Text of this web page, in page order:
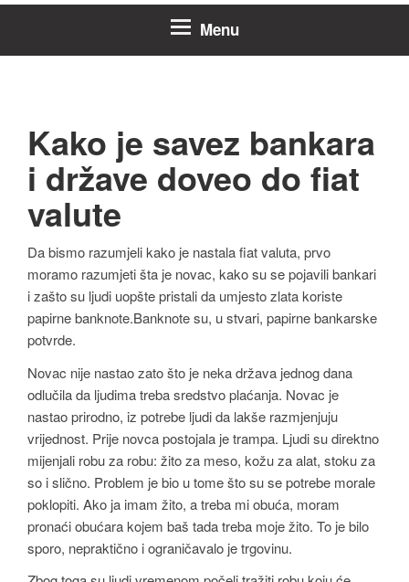
Menu
Kako je savez bankara
i države doveo do fiat
valute
Da bismo razumjeli kako je nastala fiat valuta, prvo
moramo razumjeti šta je novac, kako su se pojavili bankari
i zašto su ljudi uopšte pristali da umjesto zlata koriste
papirne banknote.Banknote su, u stvari, papirne bankarske
potvrde.
Novac nije nastao zato što je neka država jednog dana
odlučila da ljudima treba sredstvo plaćanja. Novac je
nastao prirodno, iz potrebe ljudi da lakše razmjenjuju
vrijednost. Prije novca postojala je trampa. Ljudi su direktno
mijenjali robu za robu: žito za meso, kožu za alat, stoku za
so i slično. Problem je bio u tome što su se potrebe morale
poklopiti. Ako ja imam žito, a treba mi obuća, moram
pronaći obućara kojem baš tada treba moje žito. To je bilo
sporo, nepraktično i ograničavalo je trgovinu.